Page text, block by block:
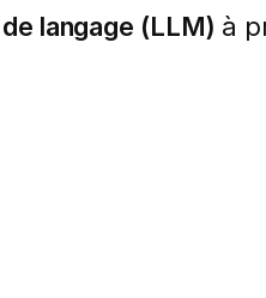
langage (LLM) à